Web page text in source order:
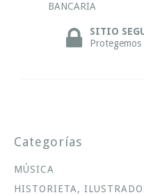
BANCARIA
SITIO
Categorías
MÚSICA
HISTORIETA,